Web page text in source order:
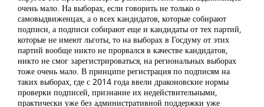
очень мало. На выборах, если говорить не только о
самовыдвиженцах, а о всех кандидатов, которые собирают
подписи, а подписи собирают еще и кандидаты от тех партий,
которые не имеют льготы, то на выборах в Госдуму от этих
партий вообще никто не прорвался в качестве кандидатов,
никто не смог зарегистрироваться, на региональных выборах
тоже очень мало. В принципе регистрация по подписям на
таких выборах, где с 2014 года ввели драконовские нормы
проверки подписей, признание их недействительными,
практически уже без административной поддержки уже